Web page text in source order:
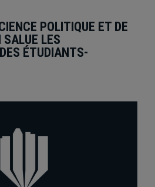
POLITIQUE ET DE
SALUE LES
ÉTUDIANTS-